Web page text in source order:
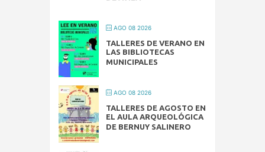
AGO 08 2026
TALLERES DE VERANO EN
LAS BIBLIOTECAS
MUNICIPALES
AGO 08 2026
TALLERES DE AGOSTO EN
EL AULA ARQUEOLÓGICA
DE BERNUY SALINERO